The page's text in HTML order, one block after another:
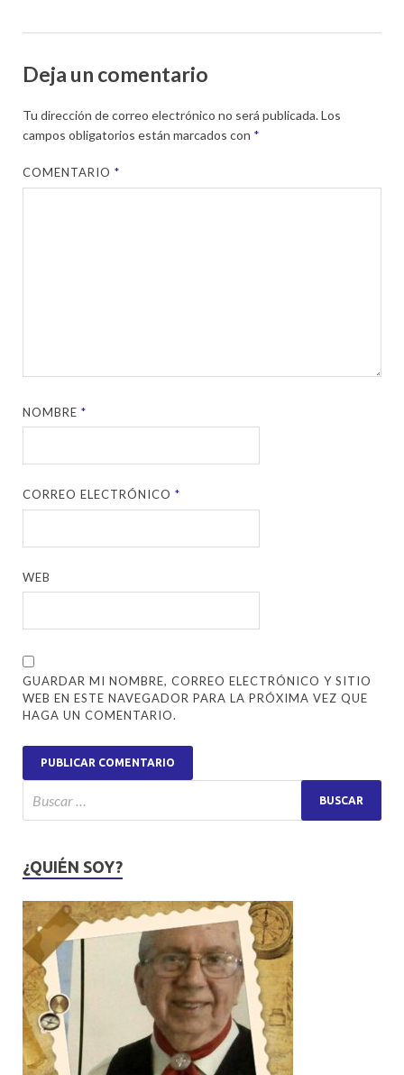
Deja un comentario
Tu dirección de correo electrónico no será publicada.Los
campos obligatorios están marcados con *
COMENTARIO*
NOMBRE*
CORREO ELECTRÓNICO*
WEB
GUARDAR MI NOMBRE, CORREO ELECTRÓNICO Y SITIO
WEB EN ESTE NAVEGADOR PARA LA PRÓXIMA VEZ QUE
HAGA UN COMENTARIO.
¿QUIÉN SOY?